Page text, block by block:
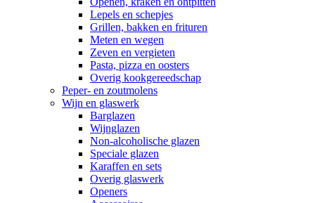
Lepels en schepjes
Grillen, bakken en frituren
Meten en wegen
Zeven en vergieten
Pasta, pizza en oosters
Overig kookgereedschap
Peper- en zoutmolens
Wijn en glaswerk
Barglazen
Wijnglazen
Non-alcoholische glazen
Speciale glazen
Karaffen en sets
Overig glaswerk
Openers